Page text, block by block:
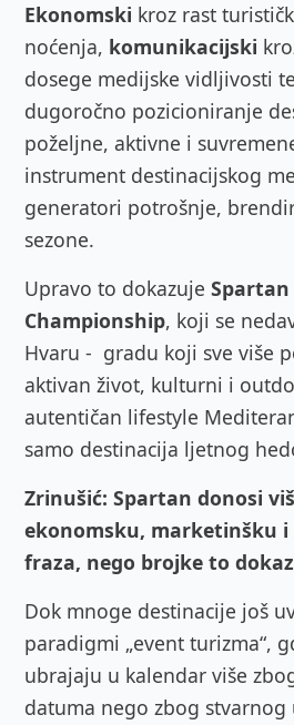
Ekonomski kroz rast
noćenja, komunikacijski
dosege medijske vidljivosti te
dugoročno pozicioniranje
poželjne, aktivne i
instrument destinacijskog
generatori potrošnje,
sezone.
Upravo to dokazuje Spartan
Championship, koji se
Hvaru - gradu koji sve više
aktivan život, kulturni i
autentičan lifestyle
samo destinacija ljetnog
Zrinušić: Spartan donosi
ekonomsku, marketinšku
fraza, nego brojke to
Dok mnoge destinacije još
paradigmi „event turizma“,
ubrajaju u kalendar više
datuma nego zbog stvarnog